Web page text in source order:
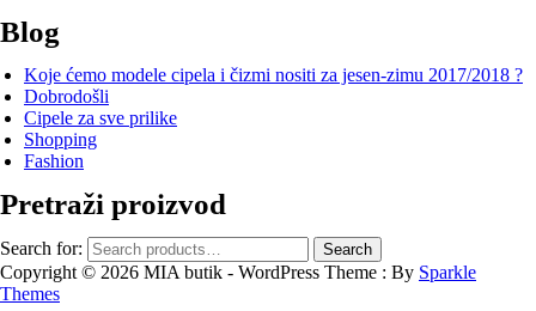
Blog
Koje ćemo modele cipela i čizmi nositi za jesen-zimu 2017/2018 ?
Dobrodošli
Cipele za sve prilike
Shopping
Fashion
Pretraži proizvod
Search for: Search
Copyright © 2026 MIA butik - WordPress Theme : By Sparkle
Themes